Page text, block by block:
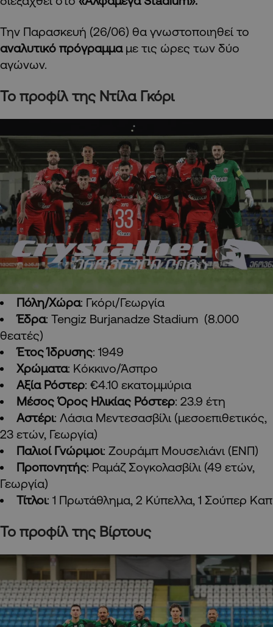
Την Παρασκευή (26/06) θα γνωστοποιηθεί το
αναλυτικό πρόγραμμαμε τις ώρες των δύο
αγώνων.
Το προφίλ της Ντίλα Γκόρι
Πόλη/Χώρα: Γκόρι/Γεωργία
Έδρα: Tengiz Burjanadze Stadium (8.000
θεατές)
Έτος Ίδρυσης: 1949
Χρώματα: Κόκκινο/Άσπρο
Αξία Ρόστερ: €4.10 εκατομμύρια
Μέσος Όρος Ηλικίας Ρόστερ: 23.9 έτη
Αστέρι: Λάσια Μεντεσασβίλι (μεσοεπιθετικός,
23 ετών, Γεωργία)
Παλιοί Γνώριμοι: Ζουράμπ Μουσελιάνι (ΕΝΠ)
Προπονητής: Ραμάζ Σογκολασβίλι (49 ετών,
Γεωργία)
Τίτλοι: 1 Πρωτάθλημα, 2 Κύπελλα, 1 Σούπερ Καπ
Το προφίλ της Βίρτους